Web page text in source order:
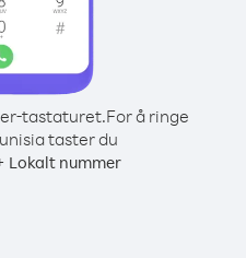
tastaturet.For å ringe
taster du
Lokalt nummer